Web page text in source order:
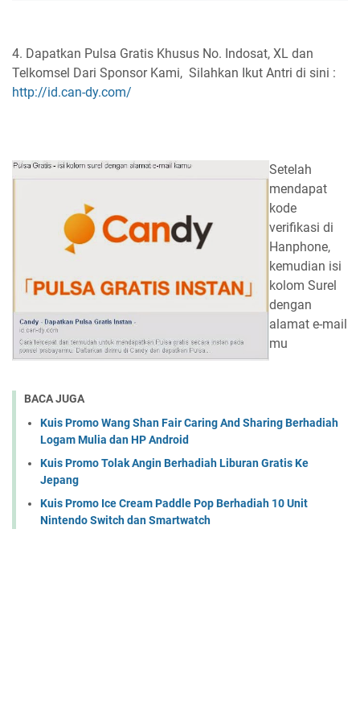
4. Dapatkan Pulsa Gratis Khusus No. Indosat, XL dan
Telkomsel Dari Sponsor Kami, Silahkan Ikut Antri di sini :
http://id.can-dy.com/
Setelah
mendapat
kode
verifikasi di
Hanphone,
kemudian isi
kolom Surel
dengan
alamat e-mail
mu
BACA JUGA
Kuis Promo Wang Shan Fair Caring And Sharing Berhadiah
Logam Mulia dan HP Android
Kuis Promo Tolak Angin Berhadiah Liburan Gratis Ke
Jepang
Kuis Promo Ice Cream Paddle Pop Berhadiah 10 Unit
Nintendo Switch dan Smartwatch